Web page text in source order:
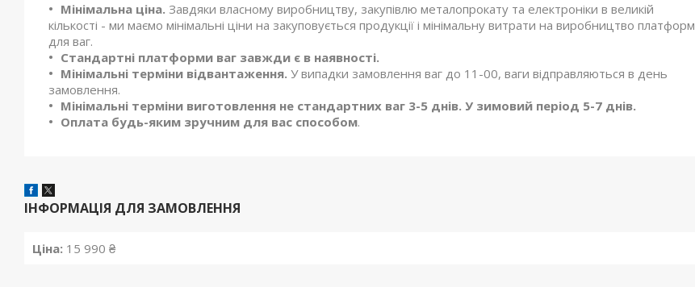
Мінімальна ціна. Завдяки власному виробництву, закупівлю металопрокату та електроніки в великій
кількості - ми маємо мінімальні ціни на закуповується продукції і мінімальну витрати на виробництво платформ
для ваг.
Стандартні платформи ваг завжди є в наявності.
Мінімальні терміни відвантаження. У випадки замовлення ваг до 11-00, ваги відправляються в день
замовлення.
Мінімальні терміни виготовлення не стандартних ваг 3-5 днів. У зимовий період 5-7 днів.
Оплата будь-яким зручним для вас способом.
ІНФОРМАЦІЯ ДЛЯ ЗАМОВЛЕННЯ
Ціна: 15 990 ₴